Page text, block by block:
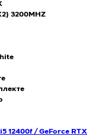
3200MHZ
12400f / GeForce RTX